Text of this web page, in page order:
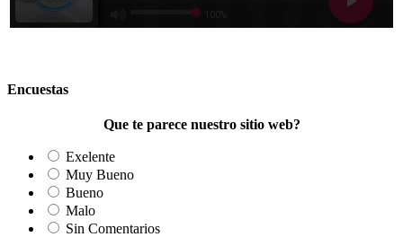
Encuestas
Que te parece nuestro sitio web?
Exelente
Muy Bueno
Bueno
Malo
Sin Comentarios